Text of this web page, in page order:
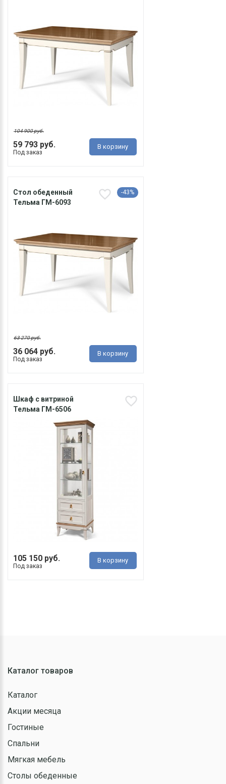
59 793 руб.
104 900 руб.
Под заказ
В корзину
Стол обеденный
Тельма ГМ-6093
-43%
36 064 руб.
63 270 руб.
Под заказ
В корзину
Шкаф с витриной
Тельма ГМ-6506
105 150 руб.
Под заказ
В корзину
Каталог товаров
Каталог
Акции месяца
Гостиные
Спальни
Мягкая мебель
Столы обеденные